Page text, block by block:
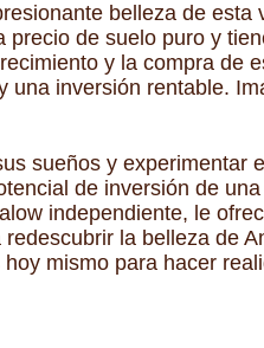
belleza de
precio de suelo puro y
y la compra de
una inversión rentable.
sueños y
de inversión de
independiente, le
la belleza de
mismo para hacer